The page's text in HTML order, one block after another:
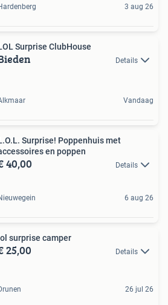
3 aug 26
Surprise ClubHouse
Details
Vandaag
Surprise! Poppenhuis met
en poppen
40,00 Details
6 aug 26
lol surprise camper
25,00 Details
26 jul 26